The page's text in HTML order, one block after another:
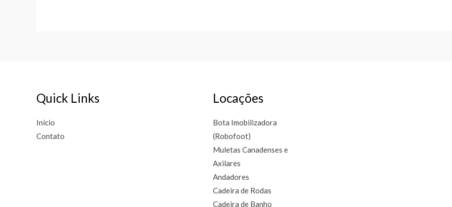
Quick Links
Início
Contato
Locações
Bota Imobilizadora
(Robofoot)
Muletas Canadenses e
Axilares
Andadores
Cadeira de Rodas
Cadeira de Banho